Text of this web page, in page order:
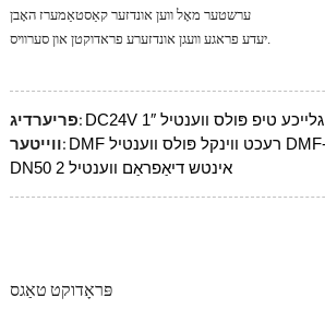
ערשטער מאָל ווען אונדזער קאַסטאַמערז האָבן
יעדע פראגע וועגן אונדזערע פראדוקטן און סערוויס.
פריערדיג: DC24V 1″ גלייכע טיפ פּולס ווענטיל
ווייטער: DMF רעכט ווינקל פּולס ווענטיל DMF-Z-50S, DC24 2/2 וועג
DN50 2 אינטש דיאַפראַם ווענטיל
פּראָדוקט טאַגס